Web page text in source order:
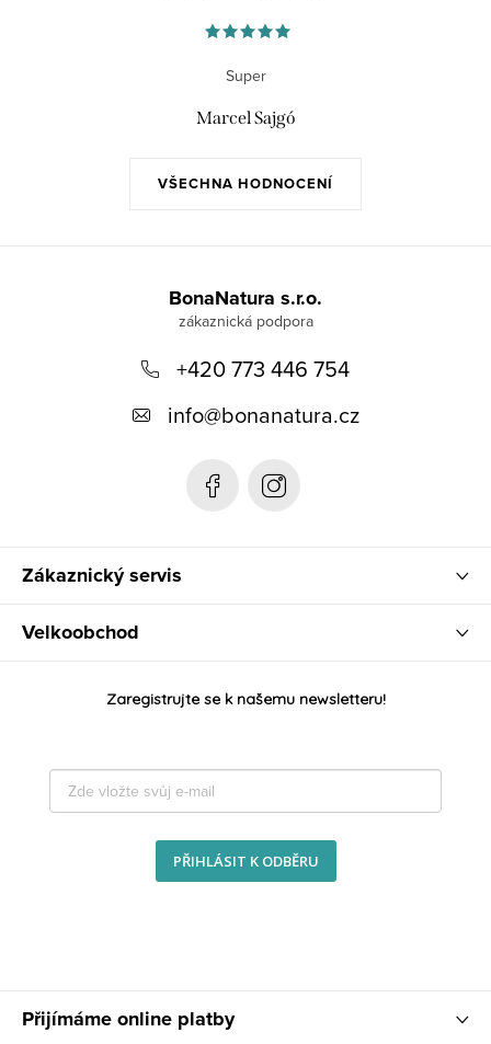
VŠECHNA HODNOCENÍ
Super
Marcel Sajgó
Zákaznický servis
Velkoobchod
BonaNatura s.r.o.
+420 773 446 754
info@bonanatura.cz
Zaregistrujte se k našemu newsletteru!
PŘIHLÁSIT K ODBĚRU
Přijímáme online platby